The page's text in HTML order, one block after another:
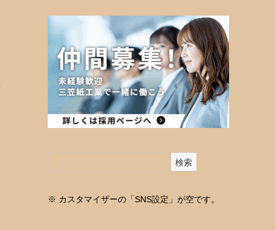
検索
※ カスタマイザーの「SNS設定」が空です。